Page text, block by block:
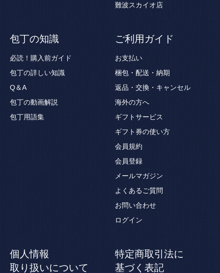
難波スカイオ店
包丁の知識
必読！購入前ガイド
包丁の詳しい知識
Q＆A
包丁の動画解説
包丁用語集
ご利用ガイド
お支払い
梱包・配送・納期
返品・交換・キャンセル
海外の方へ
ギフトサービス
ギフト券の使い方
会員規約
会員登録
メールマガジン
よくあるご質問
お問い合わせ
ログイン
個人情報
取り扱いについて
特定商取引法に
基づく表記